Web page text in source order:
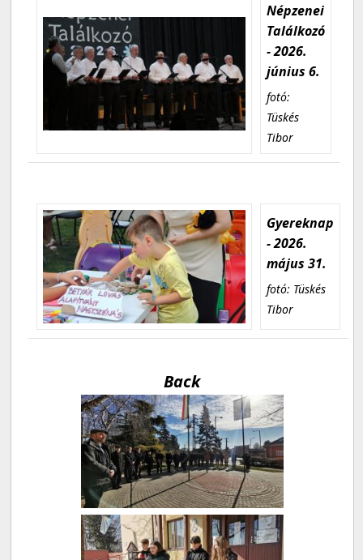
Népzenei
Találkozó
- 2026.
június 6.
fotó:
Tüskés
Tibor
Gyereknap
- 2026.
május 31.
fotó: Tüskés
Tibor
Back